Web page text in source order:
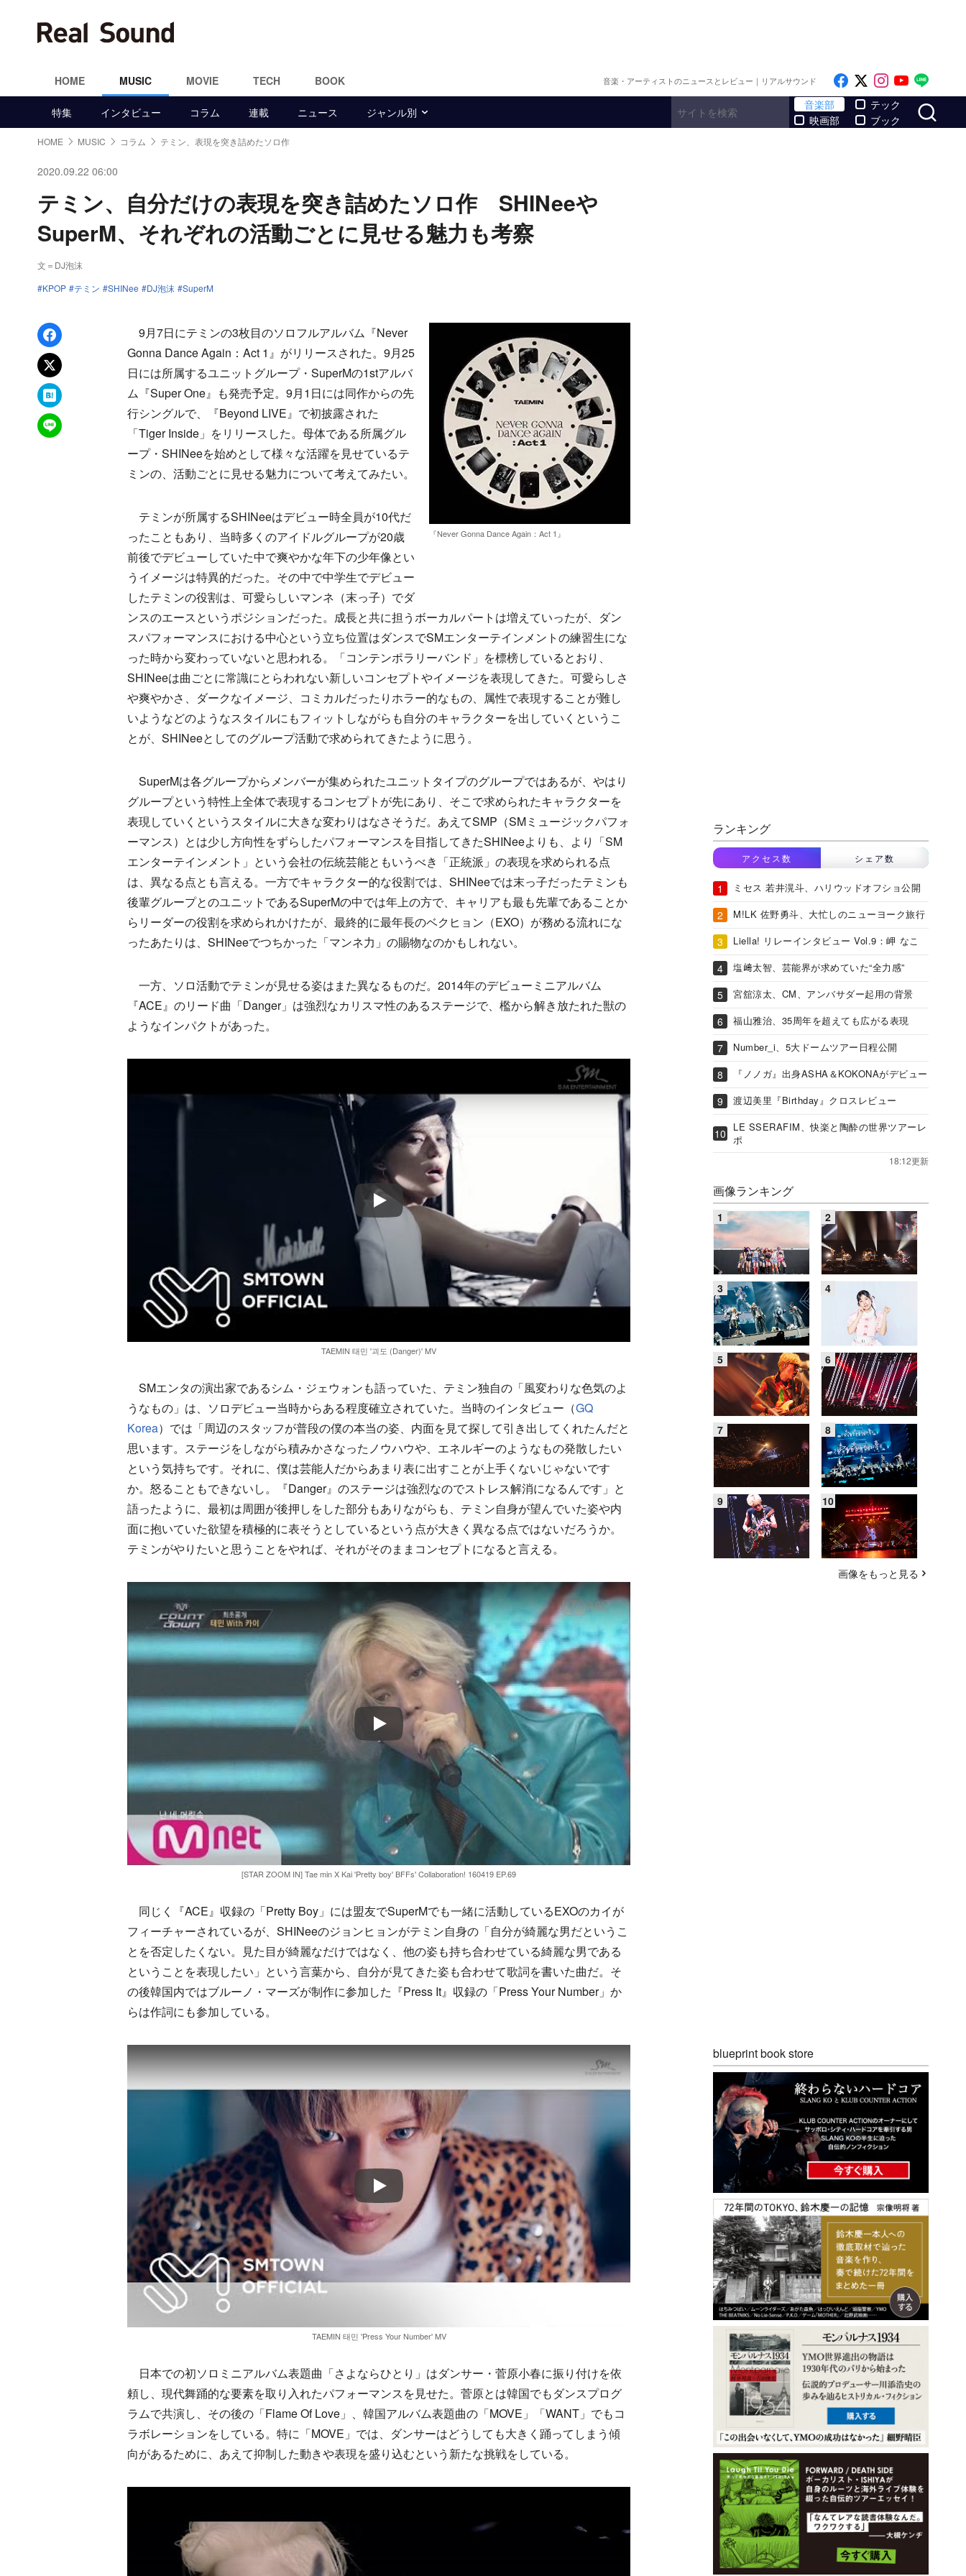
HOME MUSIC MOVIE TECH BOOK 音楽・アーティストのニュースとレビュー｜リアルサウンド Like on Facebook
Follow on x
Follow on
Follow
特集 インタビュー コラム 連載 ニュース ジャンル別
音楽部
映画部
テック
ブック
HOME MUSIC コラム テミン、表現を突き詰めたソロ作
2020.09.22 06:00
テミン、自分だけの表現を突き詰めたソロ作 SHINeeや
SuperM、それぞれの活動ごとに見せる魅力も考察
文＝DJ泡沫
KPOP
テミン SHINee DJ泡沫 SuperM
Facebookでシェア
xでポスト
はてなブックマーク
LINEで送る
『Never Gonna Dance Again：Act 1』
9月7日にテミンの3枚目のソロフルアルバム『Never
Gonna Dance Again：Act 1』がリリースされた。9月25
日には所属するユニットグループ・SuperMの1stアルバ
ム『Super One』も発売予定。9月1日には同作からの先
行シングルで、『Beyond LIVE』で初披露された
「Tiger Inside」をリリースした。母体である所属グル
ープ・SHINeeを始めとして様々な活躍を見せているテ
ミンの、活動ごとに見せる魅力について考えてみたい。
テミンが所属するSHINeeはデビュー時全員が10代だ
ったこともあり、当時多くのアイドルグループが20歳
前後でデビューしていた中で爽やかな年下の少年像とい
うイメージは特異的だった。その中で中学生でデビュー
したテミンの役割は、可愛らしいマンネ（末っ子）でダ
ンスのエースというポジションだった。成長と共に担うボーカルパートは増えていったが、ダン
スパフォーマンスにおける中心という立ち位置はダンスでSMエンターテインメントの練習生にな
った時から変わっていないと思われる。「コンテンポラリーバンド」を標榜しているとおり、
SHINeeは曲ごとに常識にとらわれない新しいコンセプトやイメージを表現してきた。可愛らしさ
や爽やかさ、ダークなイメージ、コミカルだったりホラー的なもの、属性で表現することが難し
いようなどのようなスタイルにもフィットしながらも自分のキャラクターを出していくというこ
とが、SHINeeとしてのグループ活動で求められてきたように思う。
SuperMは各グループからメンバーが集められたユニットタイプのグループではあるが、やはり
グループという特性上全体で表現するコンセプトが先にあり、そこで求められたキャラクターを
表現していくというスタイルに大きな変わりはなさそうだ。あえてSMP（SMミュージックパフォ
ーマンス）とは少し方向性をずらしたパフォーマンスを目指してきたSHINeeよりも、より「SM
エンターテインメント」という会社の伝統芸能ともいうべき「正統派」の表現を求められる点
は、異なる点とも言える。一方でキャラクター的な役割では、SHINeeでは末っ子だったテミンも
後輩グループとのユニットであるSuperMの中では年上の方で、キャリアも最も先輩であることか
らリーダーの役割を求められかけたが、最終的に最年長のベクヒョン（EXO）が務める流れにな
ったあたりは、SHINeeでつちかった「マンネ力」の賜物なのかもしれない。
一方、ソロ活動でテミンが見せる姿はまた異なるものだ。2014年のデビューミニアルバム
『ACE』のリード曲「Danger」は強烈なカリスマ性のあるステージで、檻から解き放たれた獣の
ようなインパクトがあった。
TAEMIN 태민 '괴도 (Danger)' MV
SMエンタの演出家であるシム・ジェウォンも語っていた、テミン独自の「風変わりな色気のよ
うなもの」は、ソロデビュー当時からある程度確立されていた。当時のインタビュー（GQ
Korea）では「周辺のスタッフが普段の僕の本当の姿、内面を見て探して引き出してくれたんだと
思います。ステージをしながら積みかさなったノウハウや、エネルギーのようなもの発散したい
という気持ちです。それに、僕は芸能人だからあまり表に出すことが上手くないじゃないです
か。怒ることもできないし。『Danger』のステージは強烈なのでストレス解消になるんです」と
語ったように、最初は周囲が後押しをした部分もありながらも、テミン自身が望んでいた姿や内
面に抱いていた欲望を積極的に表そうとしているという点が大きく異なる点ではないだろうか。
テミンがやりたいと思うことをやれば、それがそのままコンセプトになると言える。
[STAR ZOOM IN] Tae min X Kai 'Pretty boy' BFFs' Collaboration! 160419 EP.69
同じく『ACE』収録の「Pretty Boy」には盟友でSuperMでも一緒に活動しているEXOのカイが
フィーチャーされているが、SHINeeのジョンヒョンがテミン自身の「自分が綺麗な男だというこ
とを否定したくない。見た目が綺麗なだけではなく、他の姿も持ち合わせている綺麗な男である
ということを表現したい」という言葉から、自分が見てきた姿も合わせて歌詞を書いた曲だ。そ
の後韓国内ではブルーノ・マーズが制作に参加した『Press It』収録の「Press Your Number」か
らは作詞にも参加している。
TAEMIN 태민 'Press Your Number' MV
日本での初ソロミニアルバム表題曲「さよならひとり」はダンサー・菅原小春に振り付けを依
頼し、現代舞踊的な要素を取り入れたパフォーマンスを見せた。菅原とは韓国でもダンスプログ
ラムで共演し、その後の「Flame Of Love」、韓国アルバム表題曲の「MOVE」「WANT」でもコ
ラボレーションをしている。特に「MOVE」では、ダンサーはどうしても大きく踊ってしまう傾
向があるために、あえて抑制した動きや表現を盛り込むという新たな挑戦をしている。
ランキング
アクセス数 シェア数
ミセス 若井滉斗、ハリウッドオフショ公開
M!LK 佐野勇斗、大忙しのニューヨーク旅行
Liella! リレーインタビュー Vol.9：岬 なこ
塩﨑太智、芸能界が求めていた“全力感”
宮舘涼太、CM、アンバサダー起用の背景
福山雅治、35周年を超えても広がる表現
Number_i、5大ドームツアー日程公開
『ノノガ』出身ASHA＆KOKONAがデビュー
渡辺美里『Birthday』クロスレビュー
LE SSERAFIM、快楽と陶酔の世界ツアーレ
ポ
18:12更新
画像ランキング
画像をもっと見る
blueprint book store